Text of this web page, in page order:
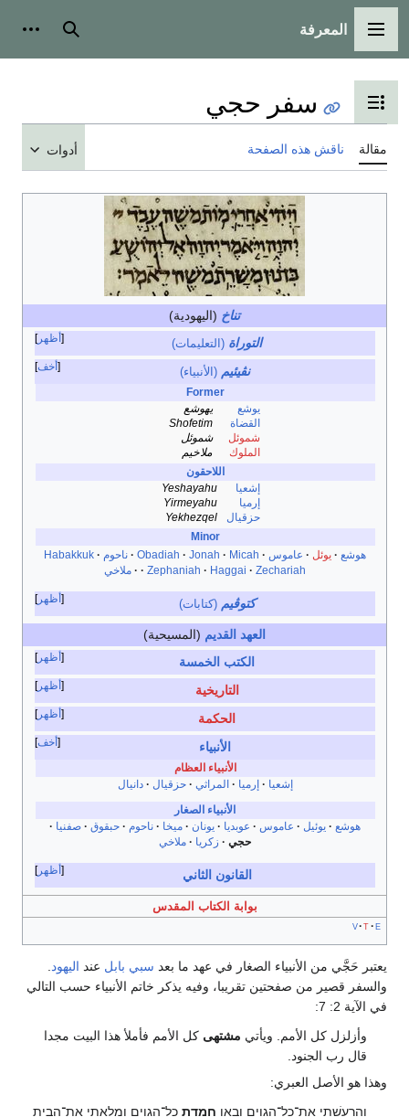
القائمة الرئيسية
المعرفة بحث
تبديل عرض جدول المحتويات
سفر حجي
مقالة ناقش هذه الصفحة أدوات
تناخ (اليهودية)
أظهر التوراة (التعليمات)
أخف نڤيئيم (الأنبياء)
Former
يوشع
يهوشع
القضاة
Shofetim
شموئل
شموئل
الملوك
ملاخيم
اللاحقون
إشعيا
Yeshayahu
إرميا
Yirmeyahu
حزقيال
Yekhezqel
Minor
هوشع
يوئل عاموس Obadiah Jonah Micah ناحوم
Habakkuk
Zephaniah
Haggai Zechariah ملاخي
أظهر كتوڤيم (كتابات)
العهد القديم (المسيحية)
أظهر الكتب الخمسة
أظهر التاريخية
أظهر الحكمة
أخف الأنبياء
الأنبياء العظام
إشعيا
إرميا المراثي حزقيال
دانيال
الأنبياء الصغار
هوشع
يوئيل عاموس عوبديا يونان ميخا ناحوم حبقوق
صفنيا
حجي
زكريا ملاخي
أظهر القانون الثاني
بوابة الكتاب المقدس
v t e
يعتبر حَجَّي من الأنبياء الصغار في عهد ما بعد سبي بابل عند اليهود.
والسفر قصير من صفحتين تقريبا، وفيه يذكر خاتم الأنبياء حسب التالي
في الآية 2: 7:
وأزلزل كل الأمم. ويأتي مشتهى كل الأمم فأملأ هذا البيت مجدا
قال رب الجنود.
وهذا هو الأصل العبري:
והרעשׁתי את־כל־הגוים ובאו חמדת כל־הגוים ומלאתי את־הבית